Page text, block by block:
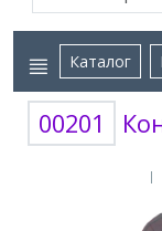
Каталог
00201
|